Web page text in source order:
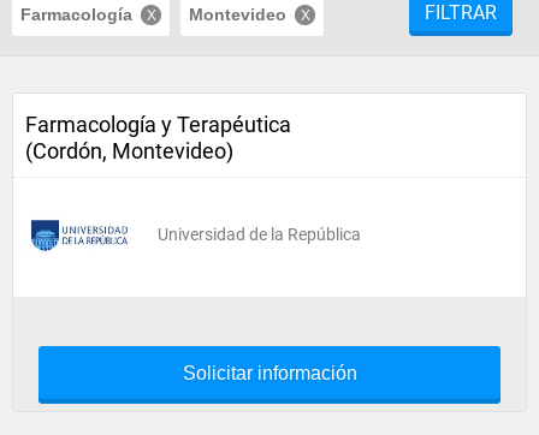
Farmacología Montevideo FILTRAR
Farmacología y Terapéutica
(Cordón, Montevideo)
Universidad de la República
Solicitar información